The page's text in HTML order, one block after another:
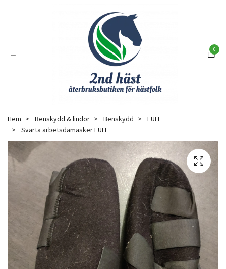
0
Hem Benskydd & lindor Benskydd
FULL
Svarta arbetsdamasker FULL